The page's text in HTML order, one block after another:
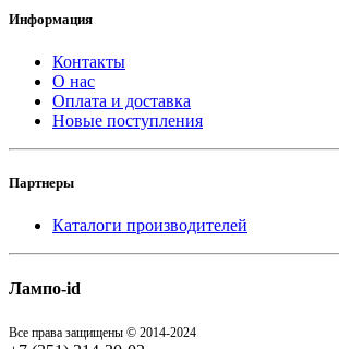
Информация
Контакты
О нас
Оплата и доставка
Новые поступления
Партнеры
Каталоги производителей
Лампо-id
Все права защищены © 2014-2024